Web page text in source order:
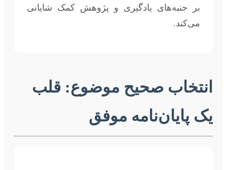
بر جنبه‌های یادگیری و پژوهش کمک شایانی
می‌کند.
انتخاب صحیح موضوع: قلب
یک پایان‌نامه موفق